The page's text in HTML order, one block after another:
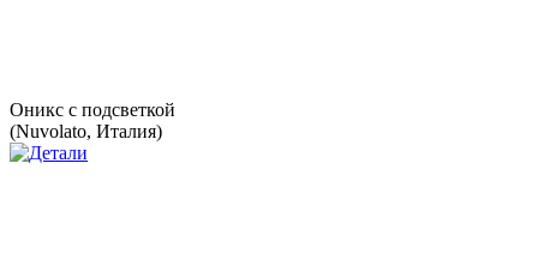
Оникс с подсветкой
(Nuvolato, Италия)